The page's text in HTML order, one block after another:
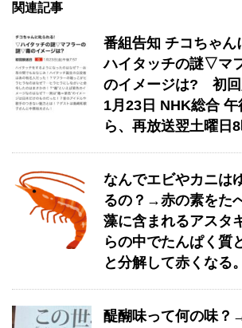
関連記事
番組告知 チコちゃ
ハイタッチの謎▽マ
のイメージは? 初回
1月23日 NHK総合
ら、再放送翌土曜日
なんでエビやカニは
るの？→赤の素をた
藻に含まれるアスタ
らの中でたんぱく質
と分解して赤くなる。
醍醐味って何の味？